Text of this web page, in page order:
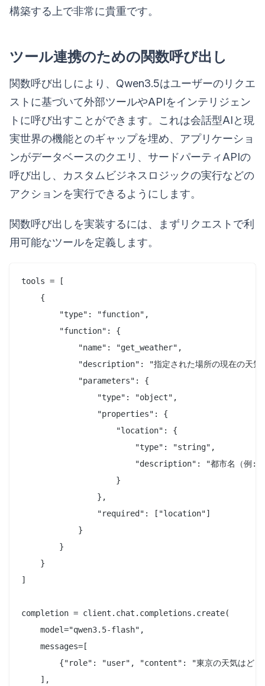
構築する上で非常に貴重です。
ツール連携のための関数呼び出し
関数呼び出しにより、Qwen3.5はユーザーのリクエ
ストに基づいて外部ツールやAPIをインテリジェン
トに呼び出すことができます。これは会話型AIと現
実世界の機能とのギャップを埋め、アプリケーショ
ンがデータベースのクエリ、サードパーティAPIの
呼び出し、カスタムビジネスロジックの実行などの
アクションを実行できるようにします。
関数呼び出しを実装するには、まずリクエストで利
用可能なツールを定義します。
tools = [
    {
        "type": "function",
        "function": {
            "name": "get_weather",
"description": "指定された場所の現在の天気
            "parameters": {
                "type": "object",
                "properties": {
                    "location": {
                        "type": "string",
"description": "都市名（例:
                    }
                },
                "required": ["location"]
            }
        }
    }
]
completion = client.chat.completions.create(
    model="qwen3.5-flash",
    messages=[
{"role": "user", "content": "東京の天気はどう
    ],